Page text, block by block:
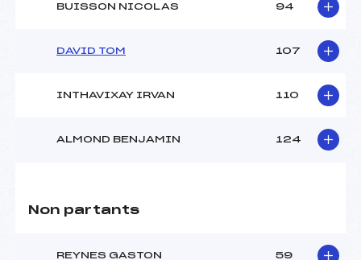
BUISSON NICOLAS 94
DAVID TOM 107
INTHAVIXAY IRVAN 110
ALMOND BENJAMIN 124
Non partants
REYNES GASTON 59